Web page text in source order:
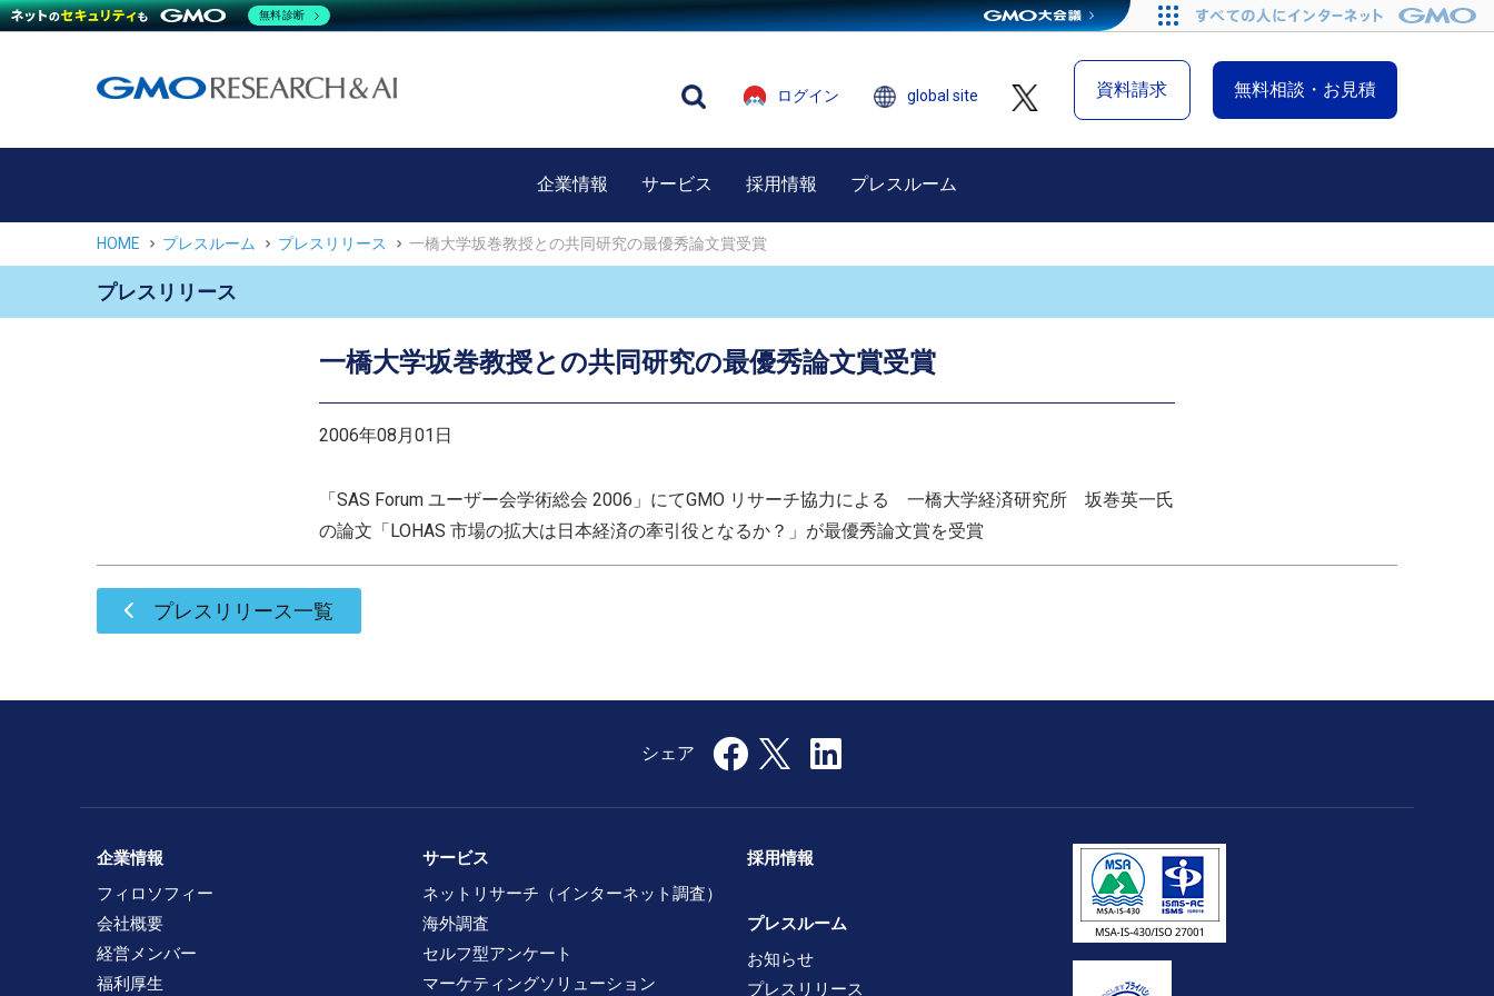
資料請求 無料相談・お見積
global site
ログイン
企業情報 サービス 採用情報 プレスルーム
HOME プレスルーム プレスリリース 一橋大学坂巻教授との共同研究の最優秀論文賞受賞
プレスリリース
一橋大学坂巻教授との共同研究の最優秀論文賞受賞
2006年08月01日
「SAS Forum ユーザー会学術総会 2006」にてGMO リサーチ協力による 一橋大学経済研究所 坂巻英一氏
の論文「LOHAS 市場の拡大は日本経済の牽引役となるか？」が最優秀論文賞を受賞
プレスリリース一覧
企業情報
フィロソフィー
会社概要
経営メンバー
福利厚生
サービス
ネットリサーチ（インターネット調査）
海外調査
セルフ型アンケート
マーケティングソリューション
採用情報
プレスルーム
お知らせ
プレスリリース
無料診断